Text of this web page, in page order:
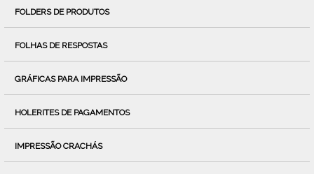
FOLDERS DE PRODUTOS
FOLHAS DE RESPOSTAS
GRÁFICAS PARA IMPRESSÃO
HOLERITES DE PAGAMENTOS
IMPRESSÃO CRACHÁS